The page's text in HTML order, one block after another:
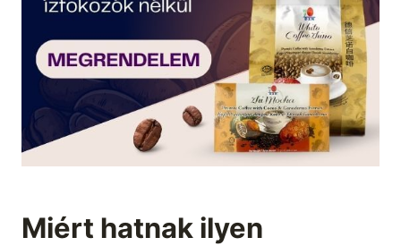
Miért hatnak ilyen